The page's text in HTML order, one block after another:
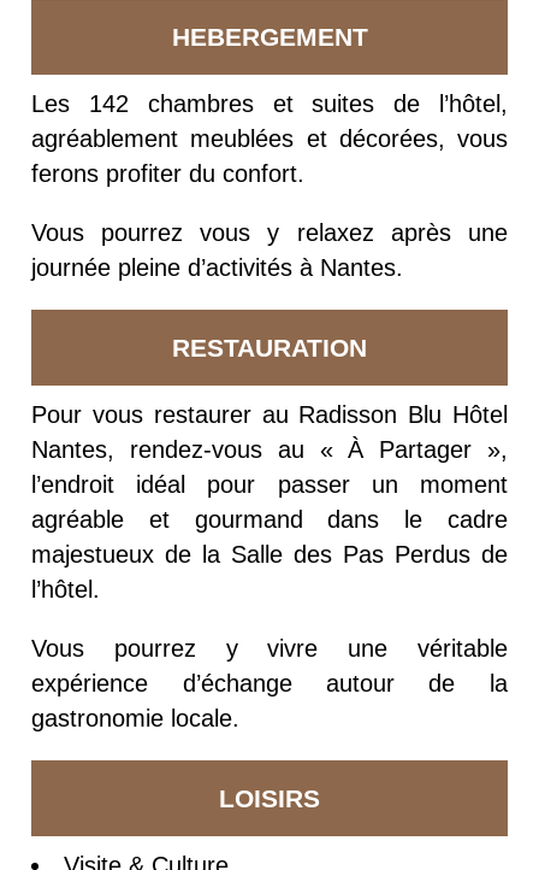
HEBERGEMENT
Les 142 chambres et suites de l’hôtel,
agréablement meublées et décorées, vous
ferons profiter du confort.
Vous pourrez vous y relaxez après une
journée pleine d’activités à Nantes.
RESTAURATION
Pour vous restaurer au Radisson Blu Hôtel
Nantes, rendez-vous au « À Partager »,
l’endroit idéal pour passer un moment
agréable et gourmand dans le cadre
majestueux de la Salle des Pas Perdus de
l’hôtel.
Vous pourrez y vivre une véritable
expérience d’échange autour de la
gastronomie locale.
LOISIRS